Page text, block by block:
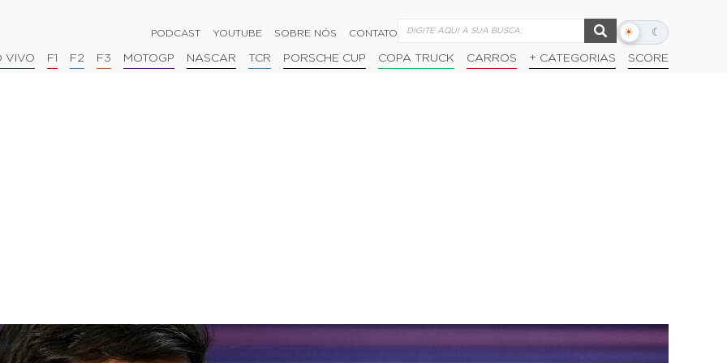
PODCAST YOUTUBE SOBRE NÓS CONTATO ☀ ☾
Alternar
escuro
VIVO F1 F2 F3 MOTOGP NASCAR TCR PORSCHE CUP COPA TRUCK CARROS + CATEGORIAS SCORE